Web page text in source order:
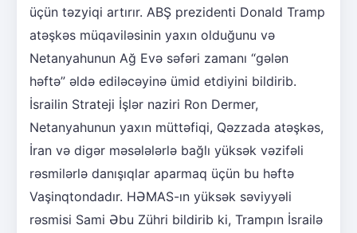
üçün təzyiqi artırır. ABŞ prezidenti Donald Tramp
atəşkəs müqaviləsinin yaxın olduğunu və
Netanyahunun Ağ Evə səfəri zamanı “gələn
həftə” əldə ediləcəyinə ümid etdiyini bildirib.
İsrailin Strateji İşlər naziri Ron Dermer,
Netanyahunun yaxın müttəfiqi, Qəzzada atəşkəs,
İran və digər məsələlərlə bağlı yüksək vəzifəli
rəsmilərlə danışıqlar aparmaq üçün bu həftə
Vaşinqtondadır. HƏMAS-ın yüksək səviyyəli
rəsmisi Sami Əbu Zühri bildirib ki, Trampın İsrailə